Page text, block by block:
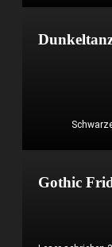
Mehr
Mehr
Gothic